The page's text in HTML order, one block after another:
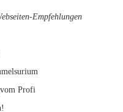
Empfehlungen
Profi